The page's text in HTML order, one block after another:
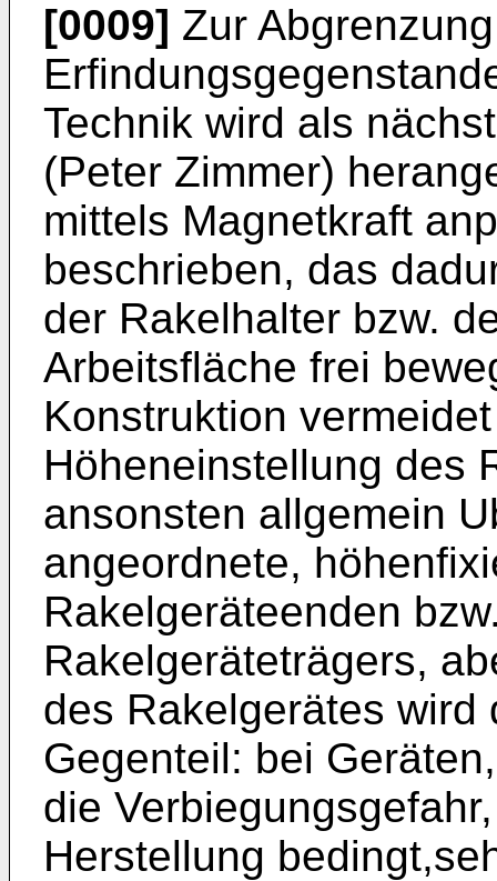
[0009] Zur
Technik wird als
(Peter Zimmer)
mittels Magnetkraft
beschrieben, das
der Rakelhalter bzw.
Arbeitsfläche frei
Konstruktion
Höheneinstellung des
ansonsten allgemein
angeordnete,
Rakelgeräteenden
Rakelgeräteträgers,
des Rakelgerätes
Gegenteil: bei
die
Herstellung